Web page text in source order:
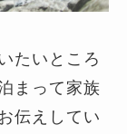
たいところ
まって家族
伝えしてい